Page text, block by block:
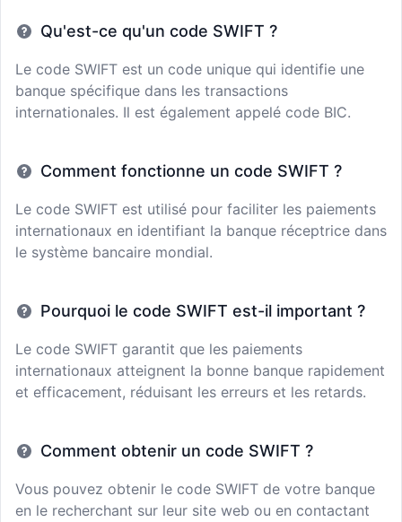
Qu'est-ce qu'un code SWIFT ?
Le code SWIFT est un code unique qui identifie une
banque spécifique dans les transactions
internationales. Il est également appelé code BIC.
Comment fonctionne un code SWIFT ?
Le code SWIFT est utilisé pour faciliter les paiements
internationaux en identifiant la banque réceptrice dans
le système bancaire mondial.
Pourquoi le code SWIFT est-il important ?
Le code SWIFT garantit que les paiements
internationaux atteignent la bonne banque rapidement
et efficacement, réduisant les erreurs et les retards.
Comment obtenir un code SWIFT ?
Vous pouvez obtenir le code SWIFT de votre banque
en le recherchant sur leur site web ou en contactant